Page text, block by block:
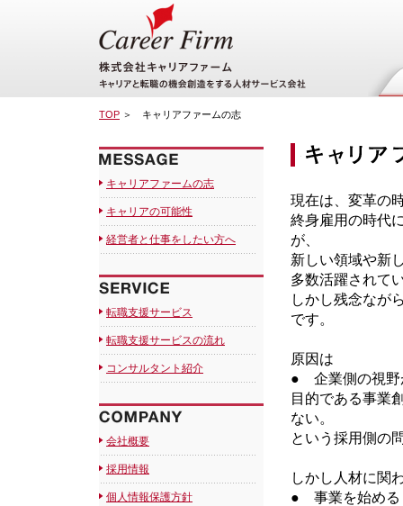
TOP ＞ キャリアファームの志
キャリアファームの志
キャリアの可能性
経営者と仕事をしたい方へ
転職支援サービス
転職支援サービスの流れ
コンサルタント紹介
会社概要
採用情報
個人情報保護方針
現在は、変革の
終身雇用の時代
が、
新しい領域や新
多数活躍されて
しかし残念なが
です。
原因は
● 企業側の視野
目的である事業
ない。
という採用側の
しかし人材に関
● 事業を始める